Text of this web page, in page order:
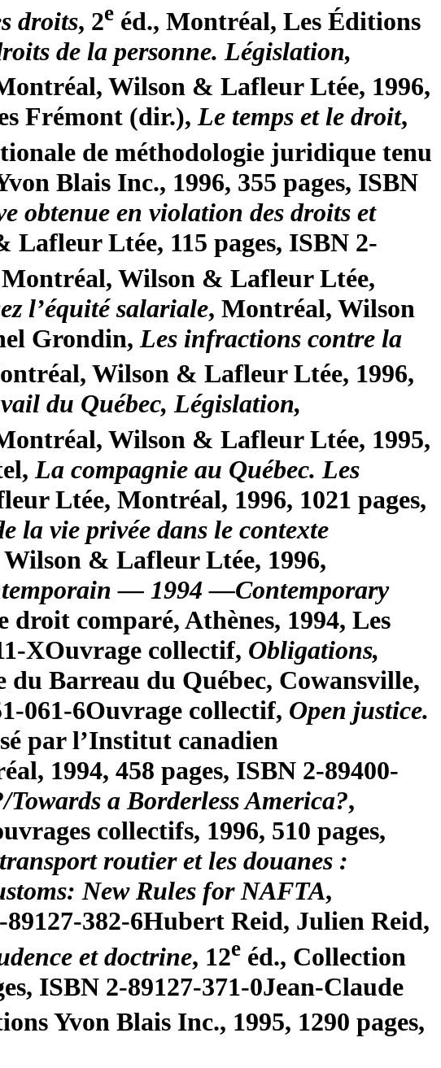
droits, 2e éd., Montréal, Les Éditions
de la personne. Législation,
Wilson & Lafleur Ltée, 1996,
Frémont (dir.), Le temps et le droit,
de méthodologie juridique tenu
Blais Inc., 1996, 355 pages, ISBN
obtenue en violation des droits et
Ltée, 115 pages, ISBN 2-
Wilson & Lafleur Ltée,
l’équité salariale, Montréal, Wilson
Grondin, Les infractions contre la
Wilson & Lafleur Ltée, 1996,
du Québec, Législation,
Wilson & Lafleur Ltée, 1995,
La compagnie au Québec. Les
Ltée, Montréal, 1996, 1021 pages,
la vie privée dans le contexte
& Lafleur Ltée, 1996,
— 1994 —Contemporary
comparé, Athènes, 1994, Les
XOuvrage collectif, Obligations,
Barreau du Québec, Cowansville,
061-6Ouvrage collectif, Open justice.
par l’Institut canadien
1994, 458 pages, ISBN 2-89400-
a Borderless America?,
collectifs, 1996, 510 pages,
routier et les douanes :
New Rules for NAFTA,
382-6Hubert Reid, Julien Reid,
et doctrine, 12e éd., Collection
ISBN 2-89127-371-0Jean-Claude
Yvon Blais Inc., 1995, 1290 pages,